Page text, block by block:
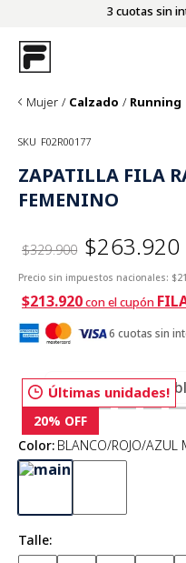
3 cuotas sin
Mujer Calzado Running
SKU F02R00177
ZAPATILLA FILA
FEMENINO
$329.900 $263.920
Precio sin impuestos nacionales:
$213.920con el cupón
6 cuotas sin
Últimas unidades!
20% OFF
There was a
Color: BLANCO/ROJO/AZUL
Talle